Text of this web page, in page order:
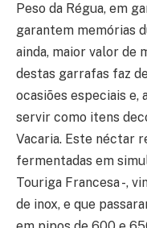
Peso da Régua, em
garantem memórias
ainda, maior valor de
destas garrafas faz
ocasiões especiais e,
servir como itens
Vacaria. Este néctar
fermentadas em
Touriga Francesa -,
de inox, e que